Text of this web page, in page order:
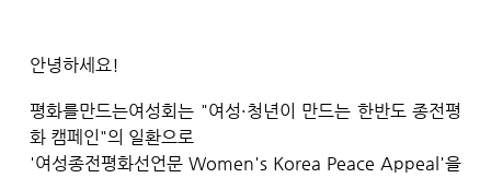
안녕하세요!
평화를만드는여성회는 "여성·청년이 만드는 한반도 종전평
화 캠페인"의 일환으로
'여성종전평화선언문 Women's Korea Peace Appeal'을